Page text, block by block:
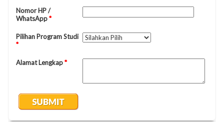
Lulusan SMU/SMK/sederajat: - Scan Ijazah
SMU/SMK/sederajat Asli/fotocopy yang dilegalisir -
Scan Skhun Asli/fotocopy yang dilegalisir Untuk
III/Politeknik/Akademi Asli/fotocopy yang dilegalisir -
Untuk Lulusan Sarjana (S1) - Scan Ijazah Sarjana
(S1) Asli/fotocopy yang dilegalisir - Scan Transkrip
nilai Asli/fotocopy yang dilegalisir Untuk Pindahan -
Scan Transkrip Nilai Asli/fotocopy yang dilegalisir -